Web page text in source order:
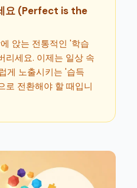
요 (Perfect is the
앉는 전통적인 '학습
리세요. 이제는 일상 속
게 노출시키는 '습득
전환해야 할 때입니